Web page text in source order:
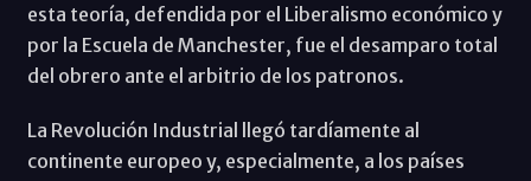
esta teoría, defendida por el Liberalismo económico y
por la Escuela de Manchester, fue el desamparo total
del obrero ante el arbitrio de los patronos.
La Revolución Industrial llegó tardíamente al
continente europeo y, especialmente, a los países